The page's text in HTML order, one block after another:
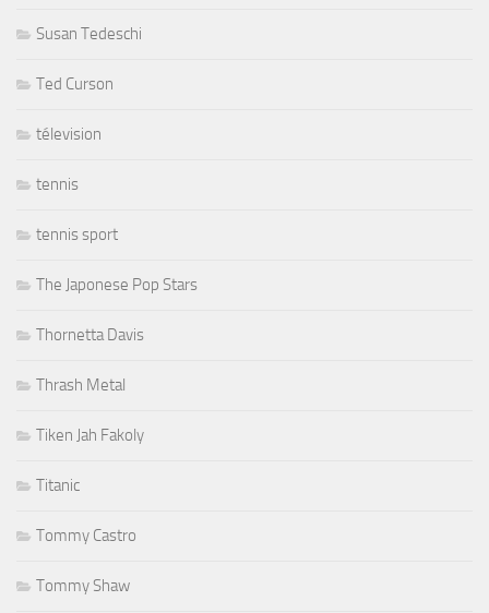
Susan Tedeschi
Ted Curson
télevision
tennis
tennis sport
The Japonese Pop Stars
Thornetta Davis
Thrash Metal
Tiken Jah Fakoly
Titanic
Tommy Castro
Tommy Shaw